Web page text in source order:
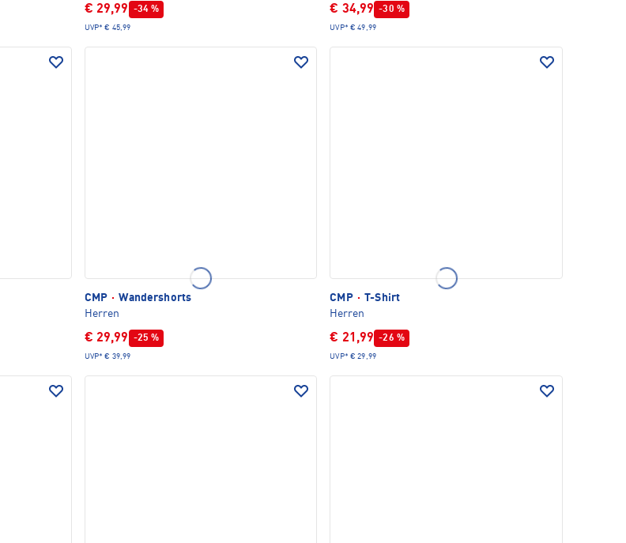
€ 29,99 -34 %
UVP* € 45,99
€ 34,99 -30 %
UVP* € 49,99
CMP · Wandershorts
Herren
€ 29,99 -25 %
UVP* € 39,99
CMP · T-Shirt
Herren
€ 21,99 -26 %
UVP* € 29,99